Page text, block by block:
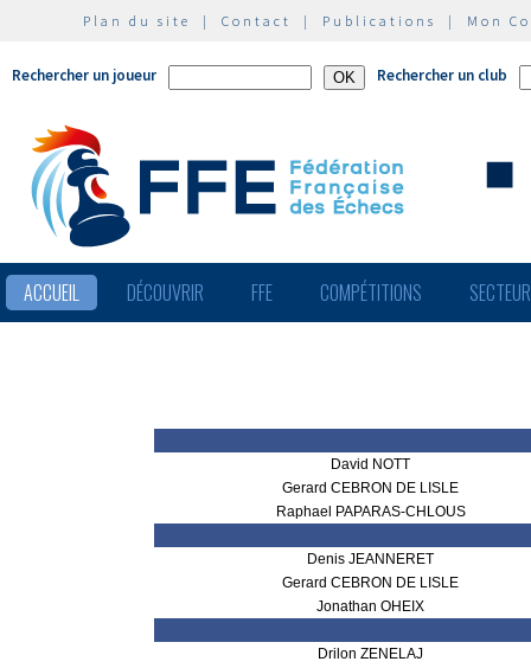
Plan du site | Contact | Publications | Mon
Rechercher un joueur Rechercher un club
ACCUEIL DÉCOUVRIR FFE COMPÉTITIONS
David NOTT
Gerard CEBRON DE LISLE
Raphael PAPARAS-CHLOUS
Denis JEANNERET
Gerard CEBRON DE LISLE
Jonathan OHEIX
Drilon ZENELAJ